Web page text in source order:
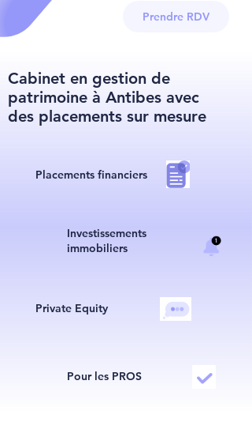
Prendre RDV
Cabinet en gestion de
patrimoine à Antibes avec
des placements sur mesure
Placements financiers
Investissements
immobiliers
Private Equity
Pour les PROS